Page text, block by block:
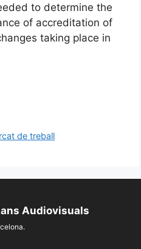
to determine the
of accreditation of
taking place in
de treball
Audiovisuals